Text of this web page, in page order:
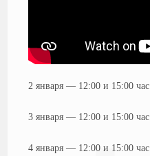
2 января — 12:00 и 15:00 час
3 января — 12:00 и 15:00 час
4 января — 12:00 и 15:00 час